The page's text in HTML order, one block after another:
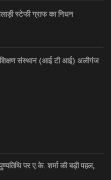
स्टेफी ग्राफ का निधन
संस्थान (आई टी आई) अलीगंज
पर ए.के. शर्मा की बड़ी पहल,